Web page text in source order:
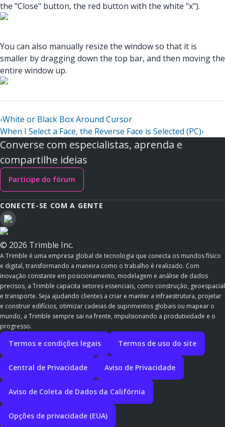
the "Close" button, the red button with the white "x").
You can also manually resize the window so that it is
smaller by dragging down the top bar, and then moving the
entire window up.
‹White or Black Box Around Cursor
When I Select a Face, the Reverse Face is Selected (PC)›
Converse com especialistas, aprenda e
compartilhe ideias
Participe do fórum
CONECTE-SE COM A GENTE
© 2026 Trimble Inc.
A Trimble é uma empresa global de tecnologia que conecta os mundos físico
e digital, transformando a maneira como o trabalho é realizado. Com
inovação constante em posicionamento, modelagem e análise de dados
precisos, a Trimble capacita setores essenciais, como construção, geoespacial
e transporte. Seja ajudando clientes a criar e manter a infraestrutura, projetar
e construir edifícios, otimizar cadeias de suprimentos globais ou mapear o
mundo, a Trimble sempre sai na frente, impulsionando a produtividade e o
progresso.
Termos e condições legais Termos de uso do site
Central de Privacidade Aviso de Privacidade
Aviso de Coleta de Dados da Califórnia
Opções de privacidade (EUA)